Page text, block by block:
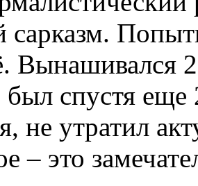
сарказм.
Вынашивался
спустя еще
не утратил
– это